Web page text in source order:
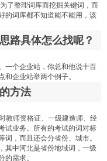
了整理词库而挖掘关键词，而
的词库都不知道能不能用，该
路具体怎么找呢？
一个企业站，你总和他说十百
企业站举两个例子。
方法
教师资格证、一级建造师、经
试业务。所有的考试的词对标
，而且还会分省份、城市。
其中河北是省份地域词，一级
的需求。